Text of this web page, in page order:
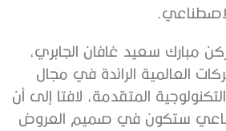
مبارك سعيد غافان الجابري،
العالمية الرائدة في مجال
المتقدمة، لافتا إلى أن
ستكون في صميم العروض